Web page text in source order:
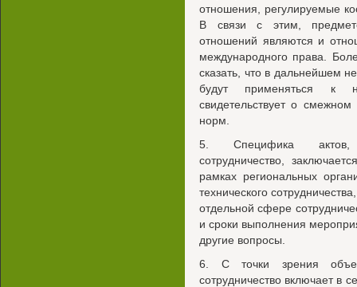
отношения, регулируемые
В связи с этим,
отношений являются и
международного права.
сказать, что в дальнейшем
будут применяться к
свидетельствует о
норм.
5. Специфика актов,
сотрудничество,
рамках региональных
технического
отдельной сфере
и сроки выполнения
другие вопросы.
6. С точки зрения
сотрудничество включает в